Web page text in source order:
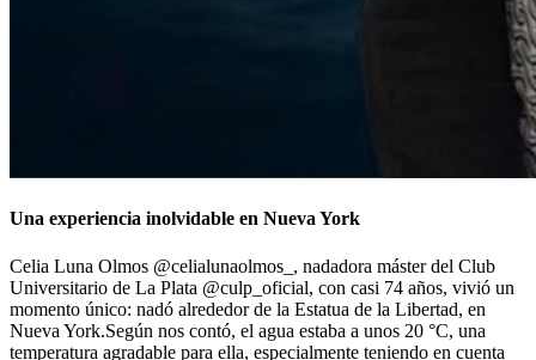
Una experiencia inolvidable en Nueva York
Celia Luna Olmos @celialunaolmos_, nadadora máster del Club
Universitario de La Plata @culp_oficial, con casi 74 años, vivió un
momento único: nadó alrededor de la Estatua de la Libertad, en
Nueva York.Según nos contó, el agua estaba a unos 20 °C, una
temperatura agradable para ella, especialmente teniendo en cuenta